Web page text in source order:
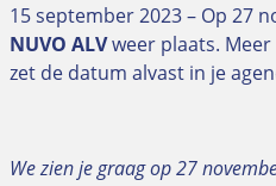
15 september 2023 – Op 27
NUVO ALVweer plaats.
zet de datum alvast in je
We zien je graag op 27